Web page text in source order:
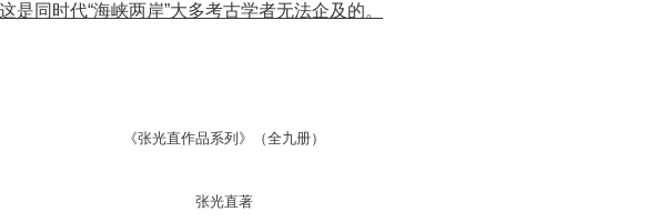
是同时代“海峡两岸”大多考古学者无法企及的。
《张光直作品系列》（全九册）
张光直著